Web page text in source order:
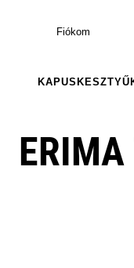
Fiókom